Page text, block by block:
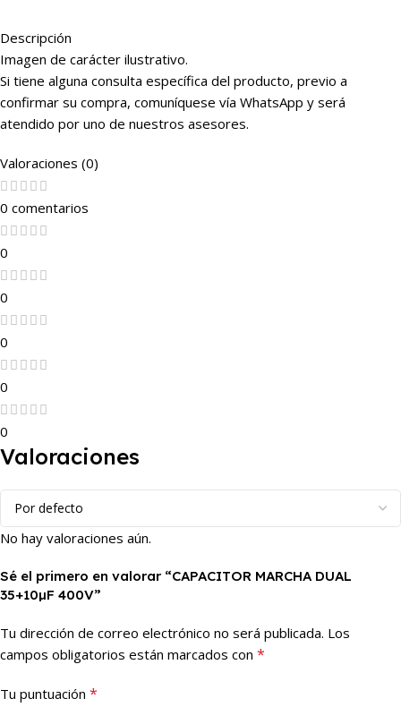
Descripción
Imagen de carácter ilustrativo.
Si tiene alguna consulta específica del producto, previo a
confirmar su compra, comuníquese vía WhatsApp y será
atendido por uno de nuestros asesores.
Valoraciones (0)
0 comentarios
0
0
0
0
0
Valoraciones
No hay valoraciones aún.
Sé el primero en valorar “CAPACITOR MARCHA DUAL
35+10µF 400V”
Tu dirección de correo electrónico no será publicada. Los
campos obligatorios están marcados con *
Tu puntuación *